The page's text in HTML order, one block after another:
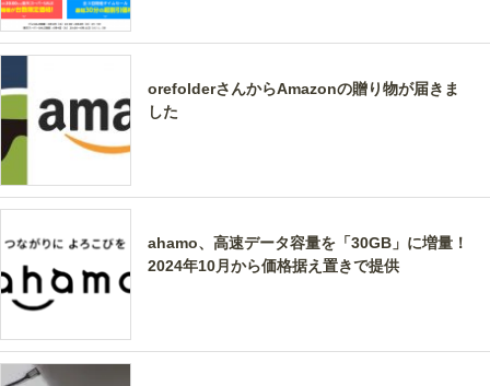
orefolderさんからAmazonの贈り物が届きま
した
ahamo、高速データ容量を「30GB」に増量！
2024年10月から価格据え置きで提供